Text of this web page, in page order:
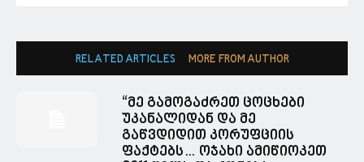
RELATED ARTICLES MORE FROM AUTHOR
“მე გამოგაძრეთ ცოცხები
უკანალიდან და მე
გაწვდიდით კორუფციის
ფაქტებს… ოჯახი ამიწიოკეთ